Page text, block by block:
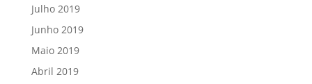
Julho 2019
Junho 2019
Maio 2019
Abril 2019